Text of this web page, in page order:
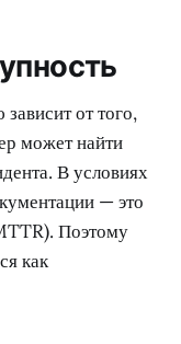
от того,
может найти
В условиях
— это
Поэтому
как